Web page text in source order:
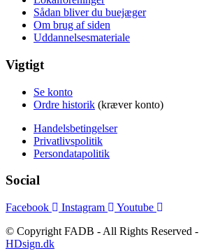
Sådan bliver du buejæger
Om brug af siden
Uddannelsesmateriale
Vigtigt
Se konto
Ordre historik (kræver konto)
Handelsbetingelser
Privatlivspolitik
Persondatapolitik
Social
Facebook Instagram
Youtube
© Copyright FADB - All Rights Reserved -
HDsign.dk